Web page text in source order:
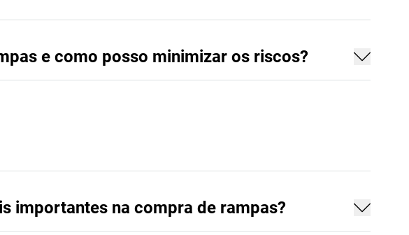
e como posso minimizar os riscos?
importantes na compra de rampas?